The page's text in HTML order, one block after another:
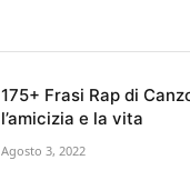
175+ Frasi Rap di
l’amicizia e la vita
Agosto 3, 2022